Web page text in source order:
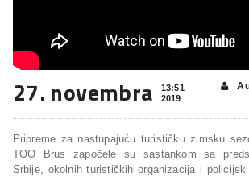
27. novembra
13:51
2019
Pripreme za nastupajuću turističku zimsku
TOO Brus započele su sastankom sa
Srbije, okolnih turističkih organizacija i